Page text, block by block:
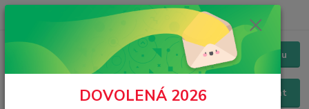
Menu
Hledat
Chat / Online podpora - 24/7
DOVOLENÁ 2026